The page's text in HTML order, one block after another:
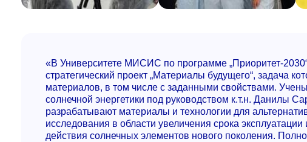
«В Университете МИСИС по программе „Приоритет-
стратегический проект „Материалы будущего“, задача
материалов, в том числе с заданными свойствами.
солнечной энергетики под руководством к.т.н. Данилы
разрабатывают материалы и технологии для
исследования в области увеличения срока
действия солнечных элементов нового поколения.